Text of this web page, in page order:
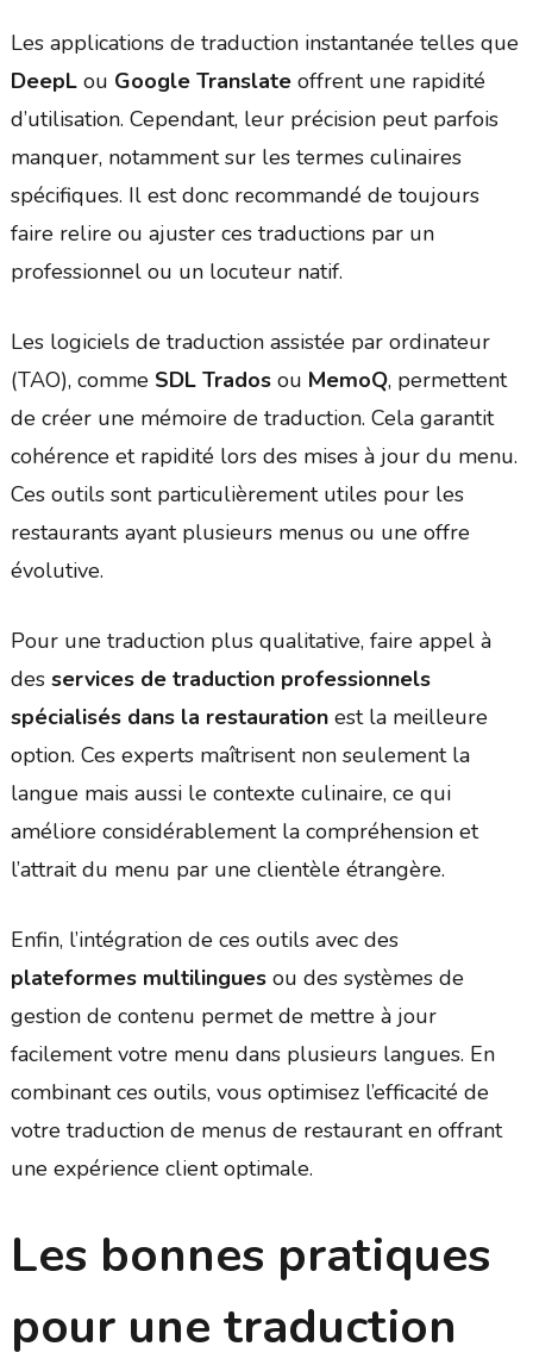
Les applications de traduction instantanée telles que
DeepLou Google Translateoffrent une rapidité
d’utilisation. Cependant, leur précision peut parfois
manquer, notamment sur les termes culinaires
spécifiques. Il est donc recommandé de toujours
faire relire ou ajuster ces traductions par un
professionnel ou un locuteur natif.
Les logiciels de traduction assistée par ordinateur
(TAO), comme SDL Tradosou MemoQ, permettent
de créer une mémoire de traduction. Cela garantit
cohérence et rapidité lors des mises à jour du menu.
Ces outils sont particulièrement utiles pour les
restaurants ayant plusieurs menus ou une offre
évolutive.
Pour une traduction plus qualitative, faire appel à
des services de traduction professionnels
spécialisés dans la restaurationest la meilleure
option. Ces experts maîtrisent non seulement la
langue mais aussi le contexte culinaire, ce qui
améliore considérablement la compréhension et
l’attrait du menu par une clientèle étrangère.
Enfin, l’intégration de ces outils avec des
plateformes multilinguesou des systèmes de
gestion de contenu permet de mettre à jour
facilement votre menu dans plusieurs langues. En
combinant ces outils, vous optimisez l’efficacité de
votre traduction de menus de restaurant en offrant
une expérience client optimale.
Les bonnes pratiques
pour une traduction